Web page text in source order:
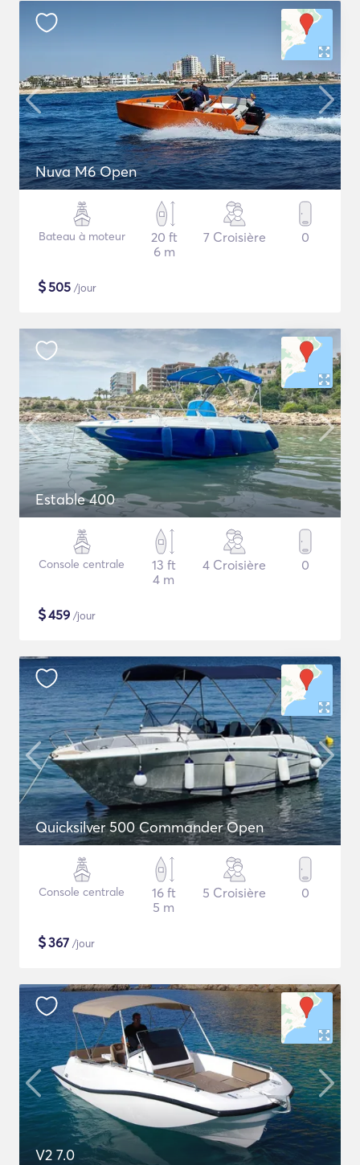
Nuva M6 Open
Bateau à moteur
20 ft
6 m
7 Croisière 0
$505 /jour
Estable 400
Console centrale
13 ft
4 m
4 Croisière 0
$459 /jour
Quicksilver 500 Commander Open
Console centrale
16 ft
5 m
5 Croisière 0
$367 /jour
V2 7.0